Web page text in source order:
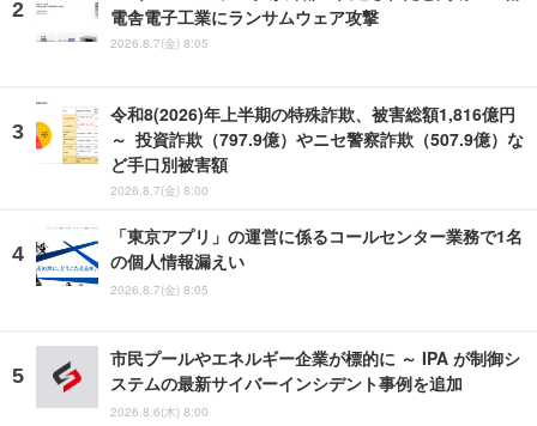
電舎電子工業にランサムウェア攻撃
2026.8.7(金) 8:05
令和8(2026)年上半期の特殊詐欺、被害総額1,816億円
～ 投資詐欺（797.9億）やニセ警察詐欺（507.9億）な
ど手口別被害額
2026.8.7(金) 8:00
「東京アプリ」の運営に係るコールセンター業務で1名
の個人情報漏えい
2026.8.7(金) 8:05
市民プールやエネルギー企業が標的に ～ IPA が制御シ
ステムの最新サイバーインシデント事例を追加
2026.8.6(木) 8:00